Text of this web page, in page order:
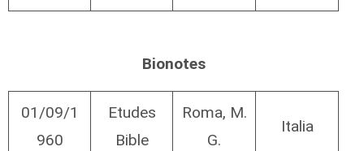
Bionotes
01/09/1
960
Etudes
Bible
Roma, M.
G.
Italia